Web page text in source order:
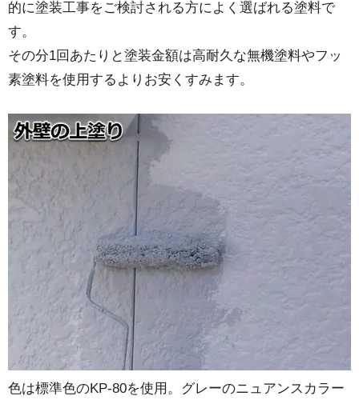
的に塗装工事をご検討される方によく選ばれる塗料で
す。
その分1回あたりと塗装金額は高耐久な無機塗料やフッ
素塗料を使用するよりお安くすみます。
色は標準色のKP-80を使用。グレーのニュアンスカラー